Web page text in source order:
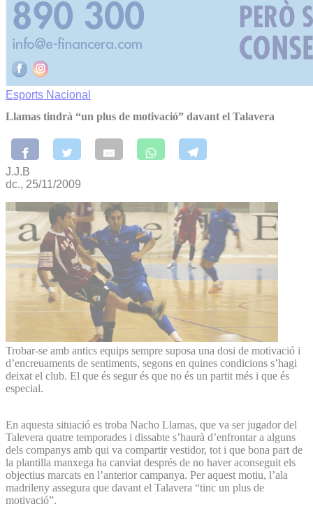
Esports Nacional
Llamas tindrà “un plus de motivació” davant el Talavera
J.J.B
dc., 25/11/2009
Trobar-se amb antics equips sempre suposa una dosi de motivació i
d’encreuaments de sentiments, segons en quines condicions s’hagi
deixat el club. El que és segur és que no és un partit més i que és
especial.
En aquesta situació es troba Nacho Llamas, que va ser jugador del
Talevera quatre temporades i dissabte s’haurà d’enfrontar a alguns
dels companys amb qui va compartir vestidor, tot i que bona part de
la plantilla manxega ha canviat després de no haver aconseguit els
objectius marcats en l’anterior campanya. Per aquest motiu, l’ala
madrileny assegura que davant el Talavera “tinc un plus de
motivació”.